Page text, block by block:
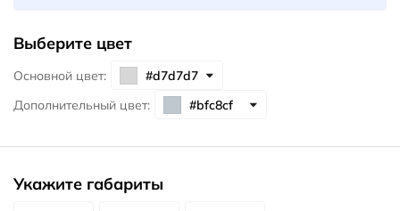
Выберите цвет
Основной цвет:
Дополнительный цвет:
Укажите габариты